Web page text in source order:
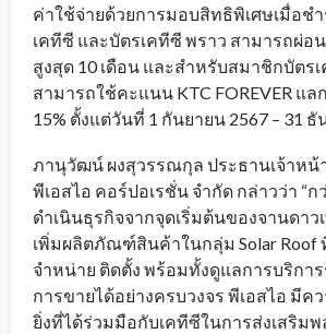
ค่าใช้จ่ายด้วยการมอบสิทธิพิเศษเมื่อช
เคทีซี และบัตรเคทีซี พราว สามารถผ่อ
สูงสุด 10 เดือน และสำหรับสมาชิกบัตร
สามารถใช้คะแนน KTC FOREVER แ
15% ตั้งแต่วันที่ 1 กันยายน 2567 – 31 ธั
ภานุวัฒน์ ผงสุวรรณกุล ประธานเจ้าหน้
พีเอสไอ คอร์ปอเรชั่น จำกัด กล่าวว่า “ก
ดำเนินธุรกิจจากจุดเริ่มต้นของจานดาว
เพิ่มผลิตภัณฑ์สินค้าในกลุ่ม Solar Roof
จำหน่าย ติดตั้ง พร้อมทั้งดูแลการบริกา
การขายได้อย่างครบวงจร พีเอสไอ มีค
ยิ่งที่ได้ร่วมมือกับเคทีซีในการส่งเสริมพ